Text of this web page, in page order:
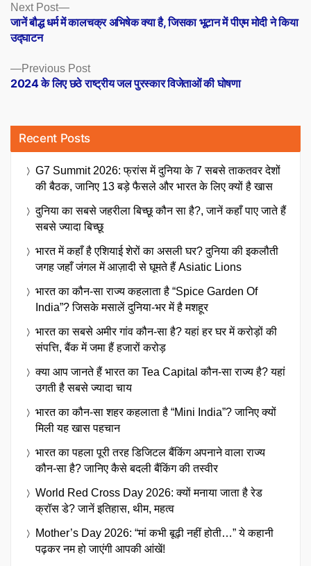
Posts
navigation
Previous PostPrevious
post:
2024 के लिए छठे राष्ट्रीय जल पुरस्कार विजेताओं की घोषणा
Next Post
Next
post:
जानें बौद्ध धर्म में कालचक्र अभिषेक क्या है, जिसका भूटान में पीएम मोदी ने किया
उद्घाटन
Recent Posts
G7 Summit 2026: फ्रांस में दुनिया के 7 सबसे ताकतवर देशों
की बैठक, जानिए 13 बड़े फैसले और भारत के लिए क्यों है खास
दुनिया का सबसे जहरीला बिच्छू कौन सा है?, जानें कहाँ पाए जाते हैं
सबसे ज्यादा बिच्छू
भारत में कहाँ है एशियाई शेरों का असली घर? दुनिया की इकलौती
जगह जहाँ जंगल में आज़ादी से घूमते हैं Asiatic Lions
भारत का कौन-सा राज्य कहलाता है “Spice Garden Of
India”? जिसके मसालें दुनिया-भर में है मशहूर
भारत का सबसे अमीर गांव कौन-सा है? यहां हर घर में करोड़ों की
संपत्ति, बैंक में जमा हैं हजारों करोड़
क्या आप जानते हैं भारत का Tea Capital कौन-सा राज्य है? यहां
उगती है सबसे ज्यादा चाय
भारत का कौन-सा शहर कहलाता है “Mini India”? जानिए क्यों
मिली यह खास पहचान
भारत का पहला पूरी तरह डिजिटल बैंकिंग अपनाने वाला राज्य
कौन-सा है? जानिए कैसे बदली बैंकिंग की तस्वीर
World Red Cross Day 2026: क्यों मनाया जाता है रेड
क्रॉस डे? जानें इतिहास, थीम, महत्व
Mother’s Day 2026: “मां कभी बूढ़ी नहीं होती…” ये कहानी
पढ़कर नम हो जाएंगी आपकी आंखें!